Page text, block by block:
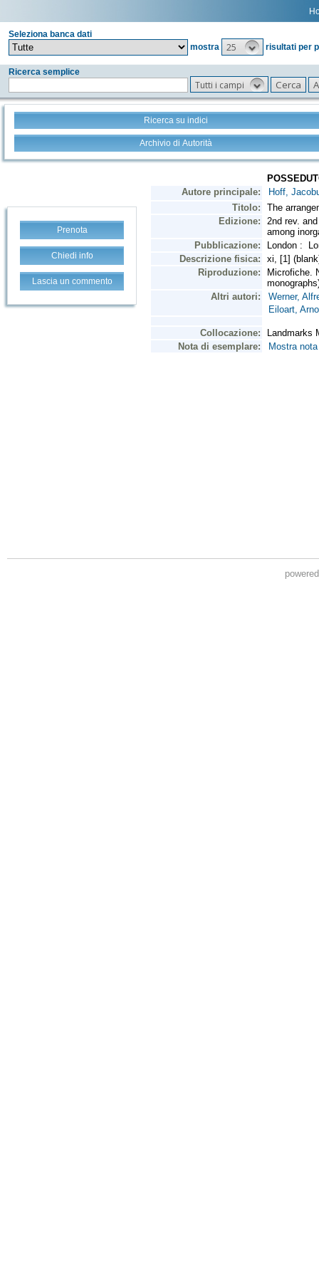
Seleziona banca dati
mostra
25 risultati per
Ricerca semplice
Tutti i campi
Ricerca su indici
Archivio di Autorità
Prenota
Chiedi info
Lascia un commento